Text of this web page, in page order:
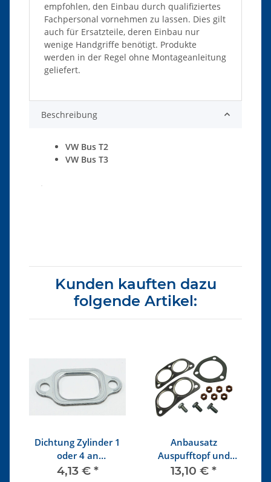
empfohlen, den Einbau durch qualifiziertes
Fachpersonal vornehmen zu lassen. Dies gilt
auch für Ersatzteile, deren Einbau nur
wenige Handgriffe benötigt. Produkte
werden in der Regel ohne Montageanleitung
geliefert.
Beschreibung
VW Bus T2
VW Bus T3
Kunden kauften dazu
folgende Artikel:
Dichtung Zylinder 1
oder 4 an
Wärmetauscher
4,13 € *
Anbausatz
Auspufftopf und
Endrohr 1700-2000
13,10 € *